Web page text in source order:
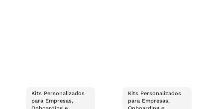
Kits Personalizados
para Empresas,
Kits Personalizados
para Empresas,